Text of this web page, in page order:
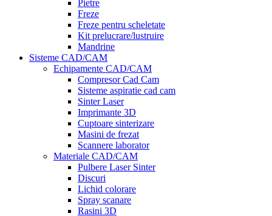
Pietre
Freze
Freze pentru scheletate
Kit prelucrare/lustruire
Mandrine
Sisteme CAD/CAM
Echipamente CAD/CAM
Compresor Cad Cam
Sisteme aspiratie cad cam
Sinter Laser
Imprimante 3D
Cuptoare sinterizare
Masini de frezat
Scannere laborator
Materiale CAD/CAM
Pulbere Laser Sinter
Discuri
Lichid colorare
Spray scanare
Rasini 3D